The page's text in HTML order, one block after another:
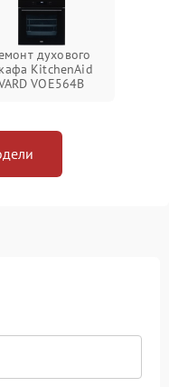
духового
KitchenAid
VOE564B